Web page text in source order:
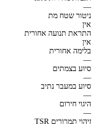
—
ניטור שטח מת
אין
התראת תנועה אחורית
אין
בלימה אחורית
—
סיוע בצמתים
—
סיוע במעבר נתיב
—
היגוי חירום
—
זיהוי תמרורים TSR